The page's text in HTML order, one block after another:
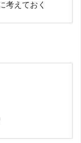
考えておく